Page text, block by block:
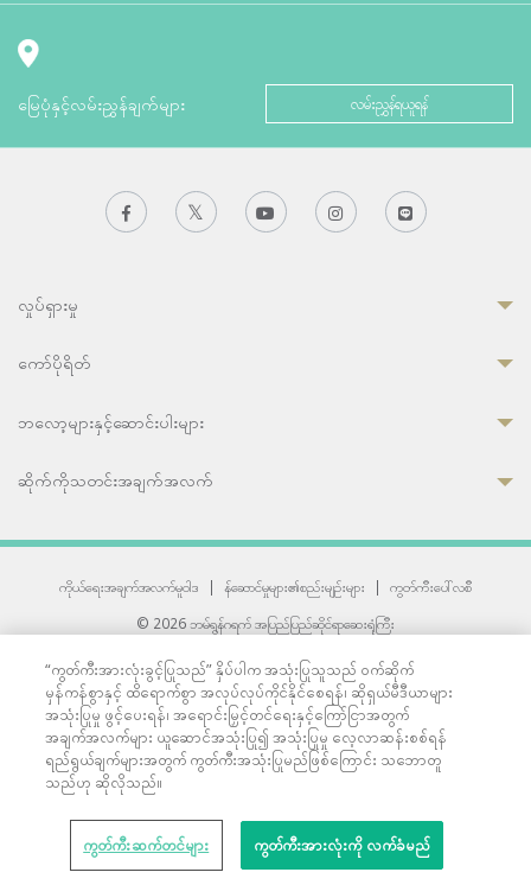
မြေပုံနှင့်လမ်းညွှန်ချက်များ လမ်းညွှန်ရယူရန်
လှုပ်ရှားမှု
ကော်ပိုရိတ်
ဘလော့များနှင့်ဆောင်းပါးများ
ဆိုက်ကိုသတင်းအချက်အလက်
ကိုယ်ရေးအချက်အလက်မူဝါဒ | န်ဆောင်မှုများ၏စည်းမျဉ်းများ |
ကွတ်ကီးပေါ်လစီ
© 2026 ဘမ်ရွန်ဂရက် အပြည်ပြည်ဆိုင်ရာဆေးရုံကြီး
33 Sukhumvit 3, Wattana, Bangkok 10110 Thailand.
All rights reserved.
“ကွတ်ကီးအားလုံးခွင့်ပြုသည်” နှိပ်ပါက အသုံးပြုသူသည် ဝက်ဆိုက်
မှန်ကန်စွာနှင့် ထိရောက်စွာ အလုပ်လုပ်ကိုင်နိုင်စေရန်၊ ဆိုရှယ်မီဒီယာများ
အသုံးပြုမှု ဖွင့်ပေးရန်၊ အရောင်းမြှင့်တင်ရေးနှင့်ကြော်ငြာအတွက်
အချက်အလက်များ ယူဆောင်အသုံးပြု၍ အသုံးပြုမှု လေ့လာဆန်းစစ်ရန်
ရည်ရွယ်ချက်များအတွက် ကွတ်ကီးအသုံးပြုမည်ဖြစ်ကြောင်း သဘောတူ
သည်ဟု ဆိုလိုသည်။
ကွတ်ကီးဆက်တင်များ ကွတ်ကီးအားလုံးကို လက်ခံမည်